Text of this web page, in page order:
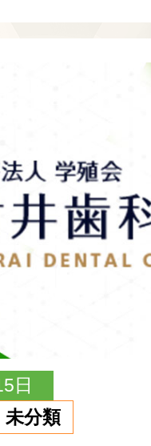
日
未分類